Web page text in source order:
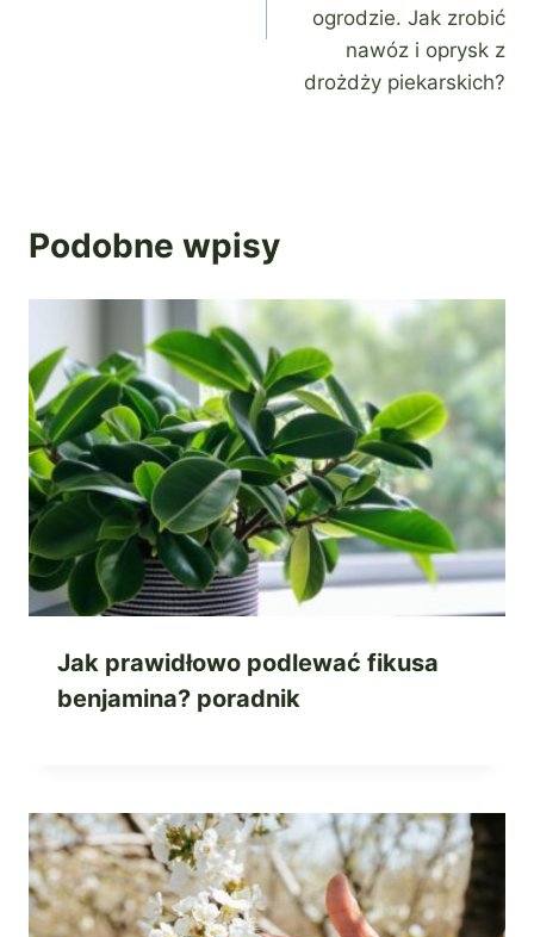
ogrodzie. Jak zrobić
nawóz i oprysk z
drożdży piekarskich?
Podobne wpisy
Jak prawidłowo podlewać fikusa
benjamina? poradnik